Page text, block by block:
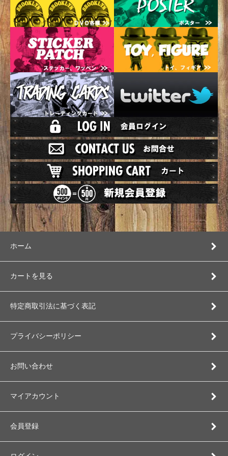
ホーム
カートを見る
特定商取引法に基づく表記
プライバシーポリシー
お問い合わせ
マイアカウント
会員登録